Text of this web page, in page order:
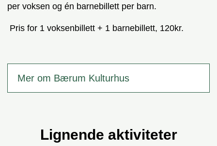
per voksen og én barnebillett per barn.
Pris for 1 voksenbillett + 1 barnebillett, 120kr.
Mer om Bærum Kulturhus
Lignende aktiviteter